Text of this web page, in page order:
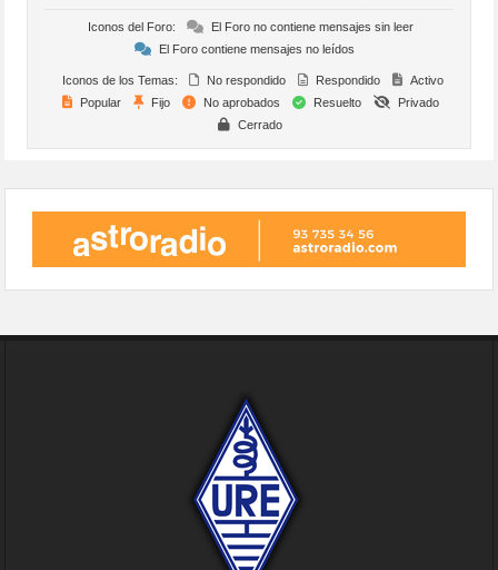
Iconos del Foro:
El Foro no contiene mensajes sin leer
El Foro contiene mensajes no leídos
Iconos de los Temas: No respondido Respondido
Activo
Popular
Fijo No aprobados Resuelto
Privado
Cerrado